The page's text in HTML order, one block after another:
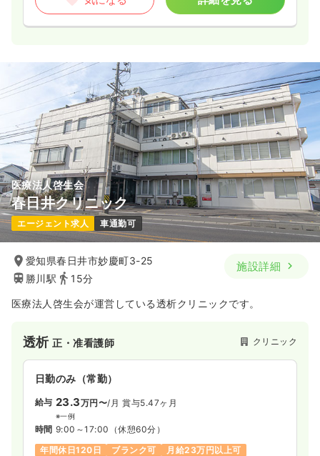
医療法人啓生会
春日井クリニック
エージェント求人 車通勤可
愛知県春日井市妙慶町3-25
勝川駅
15分
施設詳細
医療法人啓生会が運営している透析クリニックです。
透析正・准看護師 クリニック
日勤のみ（常勤）
給与 23.3万円〜/月 賞与5.47ヶ月
※一例
時間 9:00～17:00 （休憩60分）
年間休日120日
ブランク可 月給23万円以上可